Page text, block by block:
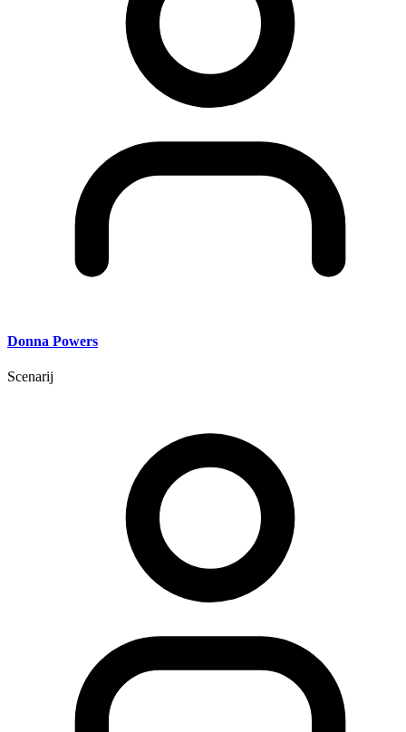
Donna Powers
Scenarij